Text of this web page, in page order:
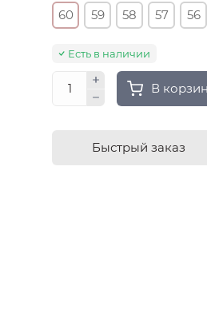
60 59 58 57 56
Есть в наличии
В
Быстрый заказ